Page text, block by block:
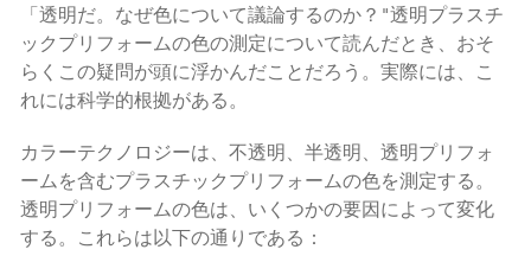
「透明だ。なぜ色について議論するのか？"透明プラスチ
ックプリフォームの色の測定について読んだとき、おそ
らくこの疑問が頭に浮かんだことだろう。実際には、こ
れには科学的根拠がある。
カラーテクノロジーは、不透明、半透明、透明プリフォ
ームを含むプラスチックプリフォームの色を測定する。
透明プリフォームの色は、いくつかの要因によって変化
する。これらは以下の通りである：